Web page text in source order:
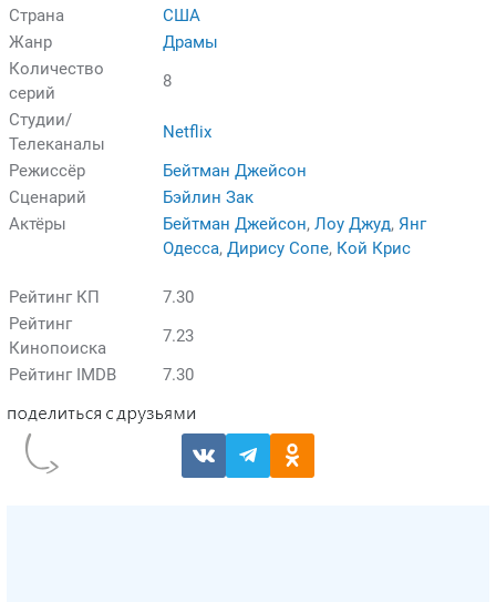
Страна
США
Жанр
Драмы
Количество
серий
8
Студии/
Телеканалы
Netflix
Режиссёр
Бейтман Джейсон
Сценарий
Бэйлин Зак
Актёры
Бейтман Джейсон, Лоу Джуд, Янг
Одесса, Дирису Сопе, Кой Крис
Рейтинг КП
7.30
Рейтинг
Кинопоиска
7.23
Рейтинг IMDB
7.30